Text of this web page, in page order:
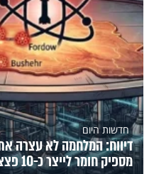
חדשות היום
דיווח: המלחמה לא עצרה
מספיק חומר לייצר כ-10 פצצות